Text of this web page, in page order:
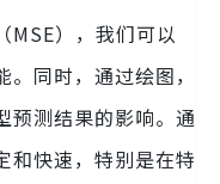
MSE），我们可以
同时，通过绘图，
预测结果的影响。通
和快速，特别是在特